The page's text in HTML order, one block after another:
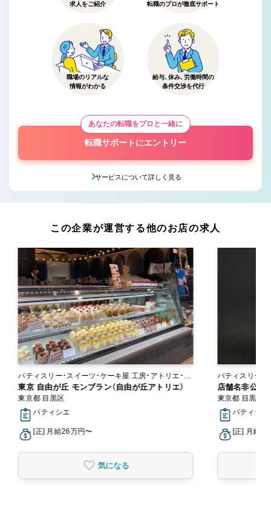
求人をご紹介
転職のプロが徹底サポート
職場のリアルな
情報がわかる
給与、休み、労働時間の
条件交渉を代行
あなたの転職をプロと一緒に
転職サポートにエントリー
サービスについて詳しく見る
この企業が運営する他のお店の求人
パティスリー・スイーツ・ケーキ屋 工房・アトリエ・オ
ンラインショップ
東京 自由が丘 モンブラン（自由が丘アトリエ）
東京都 目黒区
パティシエ
[正] 月給26万円〜
気になる
パティスリー・スイーツ
ンラインショッ
店舗名非公開
東京都 目黒区
パティシエ
[正] 月給